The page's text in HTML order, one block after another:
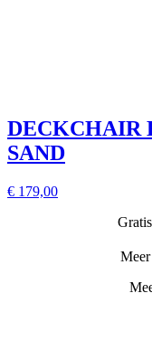
DECKCHAIR
SAND
€ 179,00